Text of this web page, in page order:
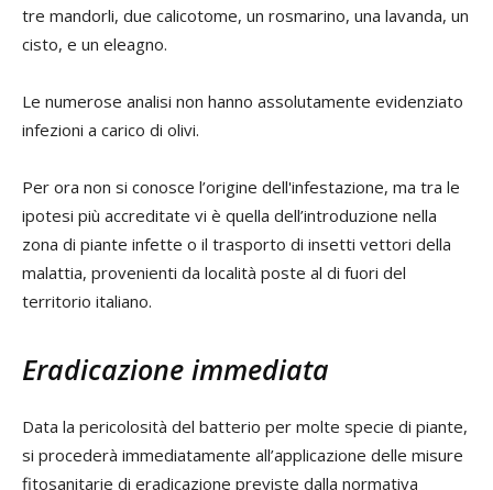
tre mandorli, due calicotome, un rosmarino, una lavanda, un
cisto, e un eleagno.
Le numerose analisi non hanno assolutamente evidenziato
infezioni a carico di olivi.
Per ora non si conosce l’origine dell'infestazione, ma tra le
ipotesi più accreditate vi è quella dell’introduzione nella
zona di piante infette o il trasporto di insetti vettori della
malattia, provenienti da località poste al di fuori del
territorio italiano.
Eradicazione immediata
Data la pericolosità del batterio per molte specie di piante,
si procederà immediatamente all’applicazione delle misure
fitosanitarie di eradicazione previste dalla normativa